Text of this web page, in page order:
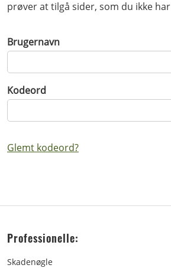
prøver at tilgå sider, som du ikke
Brugernavn
Kodeord
Glemt kodeord?
Professionelle:
Skadenøgle